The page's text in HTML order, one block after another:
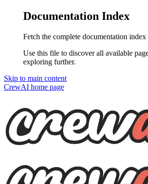
Documentation Index
Fetch the complete documentation index
Use this file to discover all available
exploring further.
Skip to main content
CrewAI home page